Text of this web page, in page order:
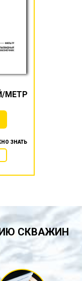
МЕТР
ЗНАТЬ
СКВАЖИН